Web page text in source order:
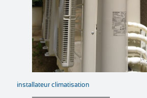
installateur climatisation